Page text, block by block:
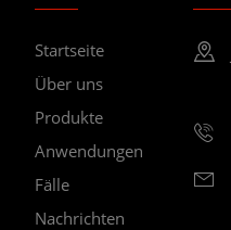
Startseite
Über uns
Produkte
Anwendungen
Fälle
Nachrichten